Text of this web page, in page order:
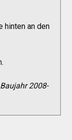
hinten an den
2008-